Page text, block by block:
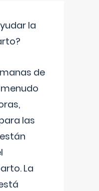
la
de
las
La